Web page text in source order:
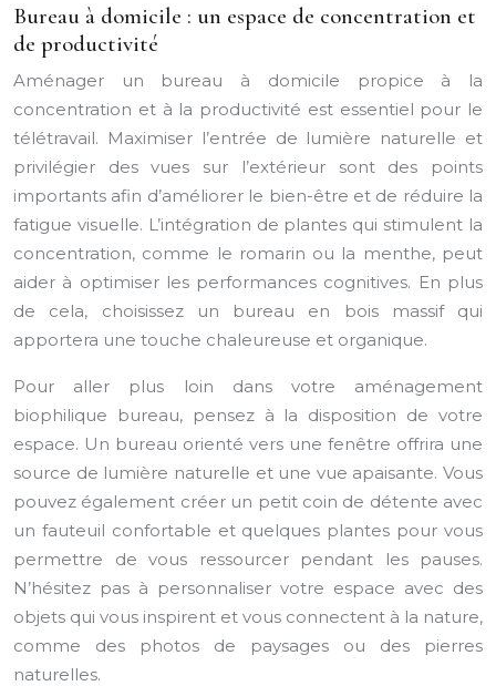
Bureau à domicile : un espace de concentration et
de productivité
Aménager un bureau à domicile propice à la
concentration et à la productivité est essentiel pour le
télétravail. Maximiser l’entrée de lumière naturelle et
privilégier des vues sur l’extérieur sont des points
importants afin d’améliorer le bien-être et de réduire la
fatigue visuelle. L’intégration de plantes qui stimulent la
concentration, comme le romarin ou la menthe, peut
aider à optimiser les performances cognitives. En plus
de cela, choisissez un bureau en bois massif qui
apportera une touche chaleureuse et organique.
Pour aller plus loin dans votre aménagement
biophilique bureau, pensez à la disposition de votre
espace. Un bureau orienté vers une fenêtre offrira une
source de lumière naturelle et une vue apaisante. Vous
pouvez également créer un petit coin de détente avec
un fauteuil confortable et quelques plantes pour vous
permettre de vous ressourcer pendant les pauses.
N’hésitez pas à personnaliser votre espace avec des
objets qui vous inspirent et vous connectent à la nature,
comme des photos de paysages ou des pierres
naturelles.